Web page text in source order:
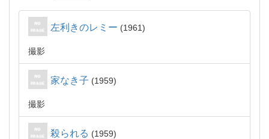
左利きのレミー 1961
撮影
家なき子 1959
撮影
殺られる 1959